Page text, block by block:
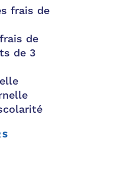
frais de
de
de 3